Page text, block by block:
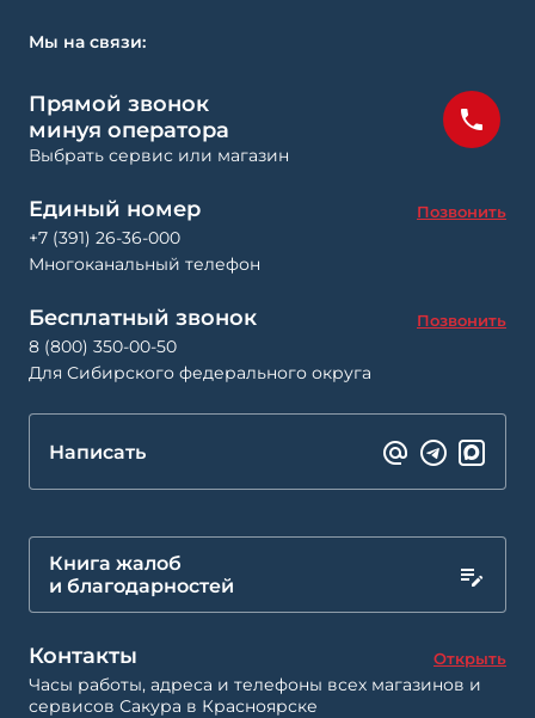
Мы на связи:
Прямой звонок
минуя оператора
Выбрать сервис или магазин
Единый номер Позвонить
+7 (391) 26-36-000
Многоканальный телефон
Бесплатный звонок Позвонить
8 (800) 350-00-50
Для Сибирского федерального округа
Написать
Книга жалоб
и благодарностей
Контакты Открыть
Часы работы, адреса и телефоны всех магазинов и
сервисов Сакура в Красноярске